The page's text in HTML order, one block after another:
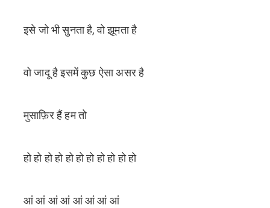
इसे जो भी सुनता है, वो झूमता है
वो जादू है इसमें कुछ ऐसा असर है
मुसाफ़िर हैं हम तो
हो हो हो हो हो हो हो हो हो हो हो
आं आं आं आं आं आं आं आं